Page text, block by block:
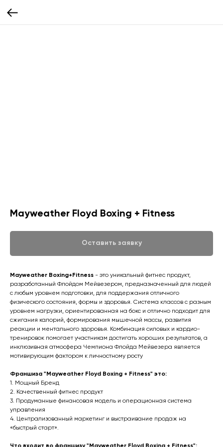
Mayweather Floyd Boxing + Fitness
Оставить заявку
Mayweather Boxing+Fitness - это уникальный фитнес продукт,
разработанный Флойдом Мейвезером, предназначенный для людей
с любым уровнем подготовки, для поддержания отличного
физического состояния, формы и здоровья. Система классов с разным
уровнем нагрузки, ориентированная на бокс и отлично подходит для
сжигания калорий, формирования мышечной массы, развития
реакции и ментального здоровья. Комбинация силовых и кардио-
тренировок помогает участникам достигать хороших результатов, а
инклюзивная атмосфера Чемпиона Флойда Мейвезера является
мотивирующим фактором к личностному росту
Франшиза "Mayweather Floyd Boxing + Fitness" это:
1. Мощный Бренд
2. Качественный фитнес продукт
3. Продуманные финансовая модель и операционная система
управления
4. Централизованный маркетинг и выстраивание продаж на
«быстрый старт».